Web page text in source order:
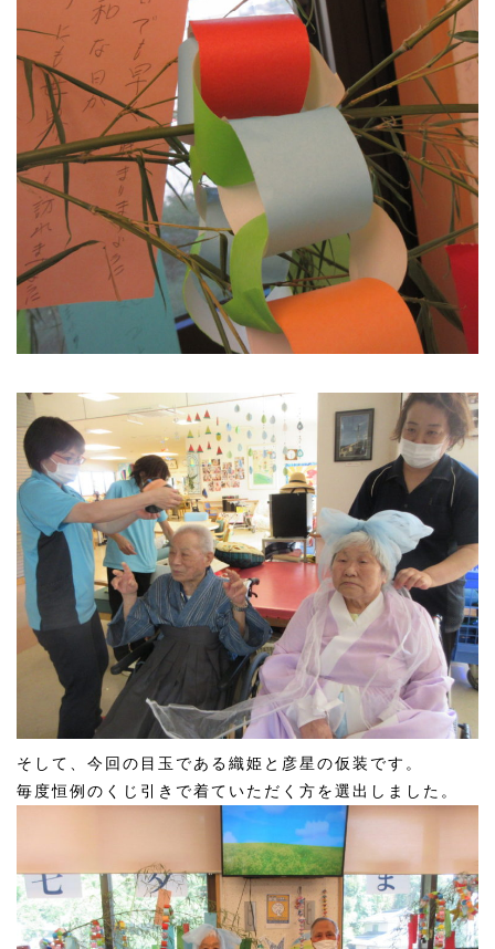
そして、今回の目玉である織姫と彦星の仮装です。
毎度恒例のくじ引きで着ていただく方を選出しました。